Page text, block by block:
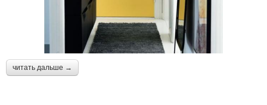
читать дальше →